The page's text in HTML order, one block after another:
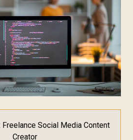
Social Media Content
Creator